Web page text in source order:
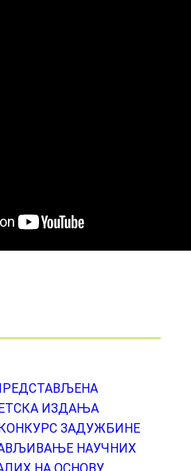
ИЗДАЊА
КОНКУРС ЗАДУЖБИНЕ
НАУЧНИХ